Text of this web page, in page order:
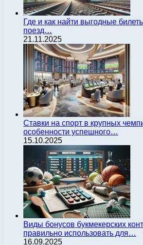
Где и как найти выгодные
поезд…
21.11.2025
Ставки на спорт в крупных
особенности успешного…
15.10.2025
Виды бонусов букмекерских
правильно использовать для…
16.09.2025